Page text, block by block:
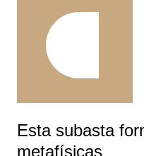
Esta subasta
metafísicas